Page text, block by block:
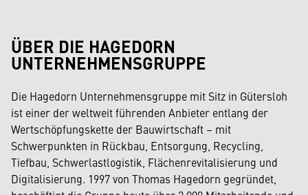
ÜBER DIE HAGEDORN
UNTERNEHMENSGRUPPE
Die Hagedorn Unternehmensgruppe mit Sitz in Gütersloh
ist einer der weltweit führenden Anbieter entlang der
Wertschöpfungskette der Bauwirtschaft – mit
Schwerpunkten in Rückbau, Entsorgung, Recycling,
Tiefbau, Schwerlastlogistik, Flächenrevitalisierung und
Digitalisierung. 1997 von Thomas Hagedorn gegründet,